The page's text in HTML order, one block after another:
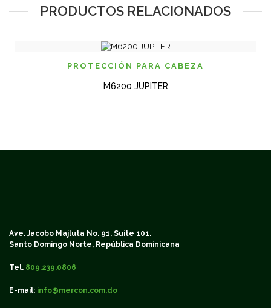
PRODUCTOS RELACIONADOS
PROTECCIÓN PARA CABEZA
M6200 JUPITER
Ave. Jacobo Majluta No. 91. Suite 101.
Santo Domingo Norte, República Dominicana
Tel. 809.239.0806
E-mail: info@mercon.com.do